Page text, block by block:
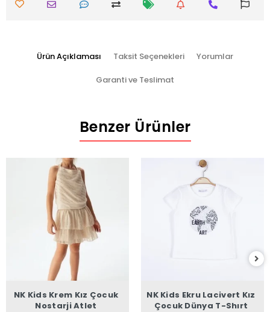
Ürün Açıklaması Taksit Seçenekleri Yorumlar
Garanti ve Teslimat
Benzer Ürünler
NK Kids Krem Kız Çocuk
Nostarji Atlet
NK Kids Ekru Lacivert Kız
Çocuk Dünya T-Shırt